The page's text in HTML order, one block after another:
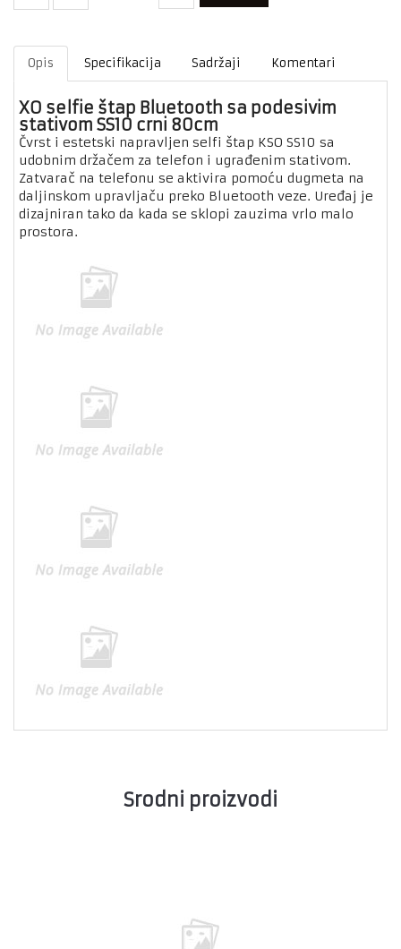
Opis Specifikacija Sadržaji Komentari
XO selfie štap Bluetooth sa podesivim
stativom SS10 crni 80cm
Čvrst i estetski napravljen selfi štap KSO SS10 sa
udobnim držačem za telefon i ugrađenim stativom.
Zatvarač na telefonu se aktivira pomoću dugmeta na
daljinskom upravljaču preko Bluetooth veze. Uređaj je
dizajniran tako da kada se sklopi zauzima vrlo malo
prostora.
Srodni proizvodi